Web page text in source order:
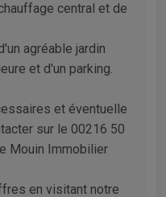
central et de
agréable jardin
et d'un parking.
et éventuelle
sur le 00216 50
Mouin Immobilier
en visitant notre